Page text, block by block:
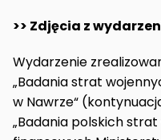
>> Zdjęcia z
Wydarzenie
„Badania strat
w Nawrze“
„Badania polskich